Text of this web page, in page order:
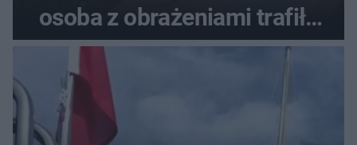
osoba z obrażeniami trafiła
do szpitala